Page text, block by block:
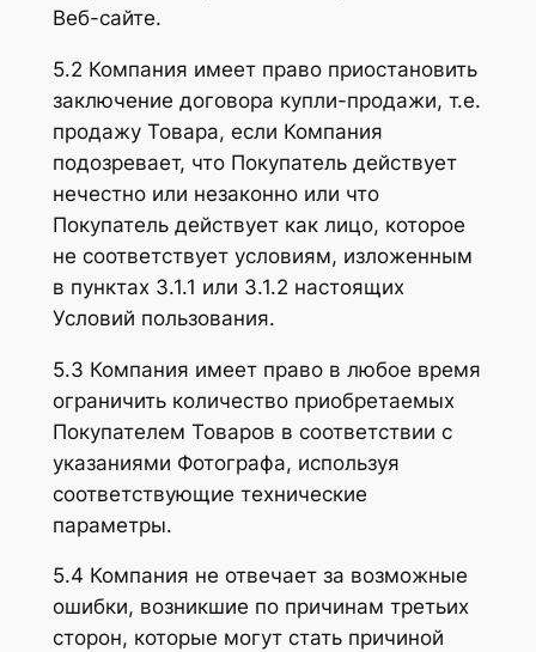
Веб-сайте.
5.2 Компания имеет право приостановить
заключение договора купли-продажи, т.е.
продажу Товара, если Компания
подозревает, что Покупатель действует
нечестно или незаконно или что
Покупатель действует как лицо, которое
не соответствует условиям, изложенным
в пунктах 3.1.1 или 3.1.2 настоящих
Условий пользования.
5.3 Компания имеет право в любое время
ограничить количество приобретаемых
Покупателем Товаров в соответствии с
указаниями Фотографа, используя
соответствующие технические
параметры.
5.4 Компания не отвечает за возможные
ошибки, возникшие по причинам третьих
сторон, которые могут стать причиной